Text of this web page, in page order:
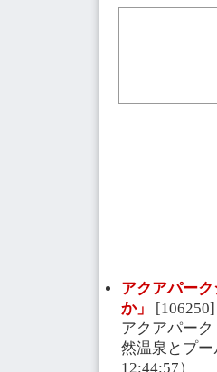
アクアパー
か」
アクアパー
然温泉とプ
12:44:57）